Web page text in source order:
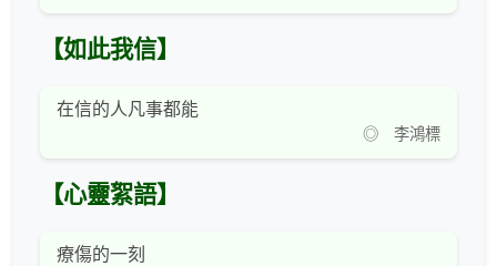
【如此我信】
在信的人凡事都能
◎ 李鴻標
【心靈絮語】
療傷的一刻